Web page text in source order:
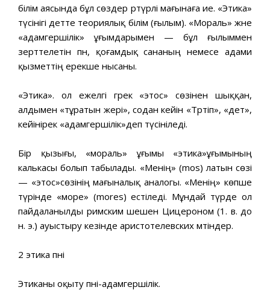
білім аясында бұл сөздер әртүрлі мағынаға ие. «Этика»
түсінігі әдетте теориялық білім (ғылым). «Мораль» және
«адамгершілік» ұғымдарымен — бұл ғылыммен
зерттелетін пән, қоғамдық сананың немесе адами
қызметтің ерекше нысаны.
«Этика». ол ежелгі грек «этос» сөзінен шыққан,
алдымен «тұратын жері», содан кейін «Тәртіп», «әдет»,
кейінірек «адамгершілік»деп түсініледі.
Бір қызығы, «мораль» ұғымы «этика»ұғымының
калькасы болып табылады. «Менің» (mos) латын сөзі
— «этос»сөзінің мағыналық аналогы. «Менің» көпше
түрінде «море» (mores) естіледі. Мұндай түрде ол
пайдаланылды римским шешен Цицероном (1. в. до
н. э.) ауыстыру кезінде аристотелевских мәтіндер.
2 этика пәні
Этиканы оқыту пәні-адамгершілік.